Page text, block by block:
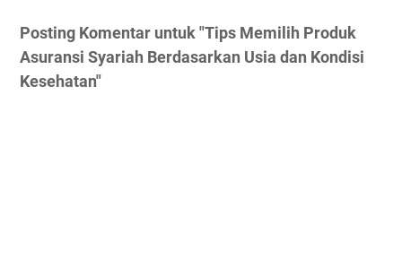
Posting Komentar untuk "Tips Memilih Produk
Asuransi Syariah Berdasarkan Usia dan Kondisi
Kesehatan"